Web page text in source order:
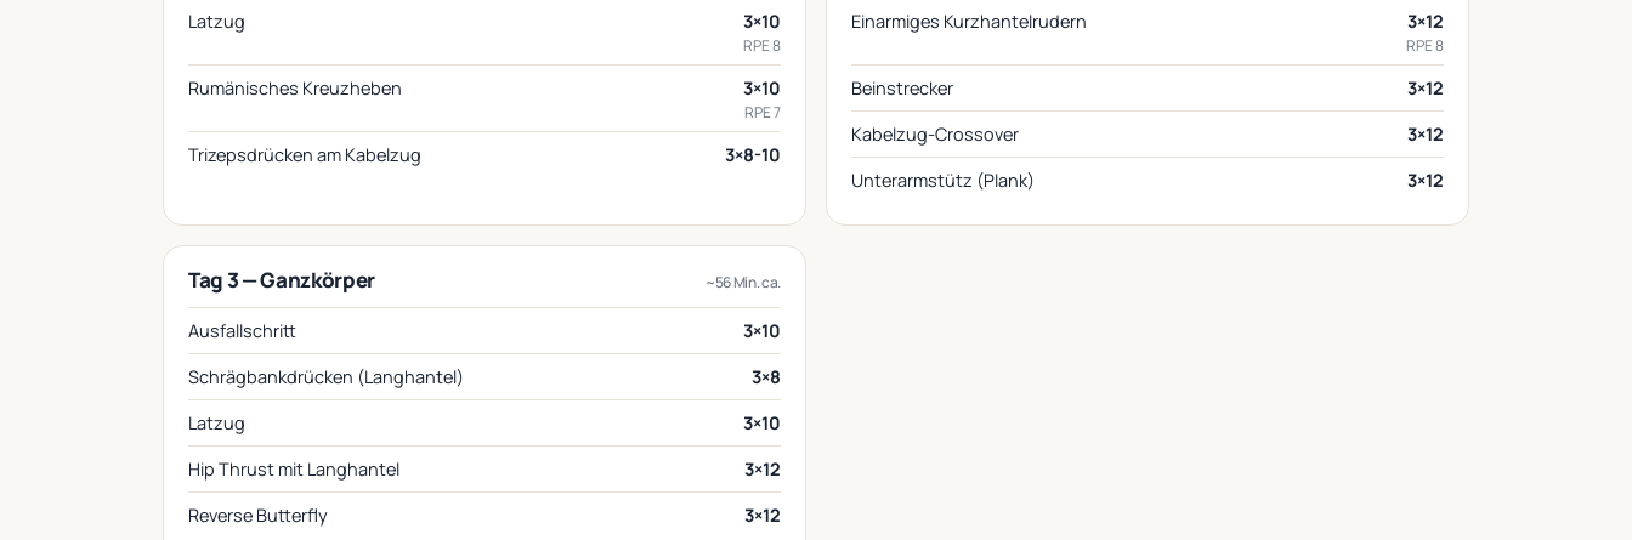
Latzug 3×10
RPE 8
Rumänisches Kreuzheben 3×10
RPE 7
Trizepsdrücken am Kabelzug 3×8-10
Einarmiges Kurzhantelrudern 3×12
RPE 8
Beinstrecker
3×12
Kabelzug-Crossover
3×12
Unterarmstütz (Plank)
3×12
Tag 3 — Ganzkörper ~56 Min. ca.
Ausfallschritt
3×10
Schrägbankdrücken (Langhantel)
3×8
Latzug
3×10
Hip Thrust mit Langhantel
3×12
Reverse Butterfly
3×12